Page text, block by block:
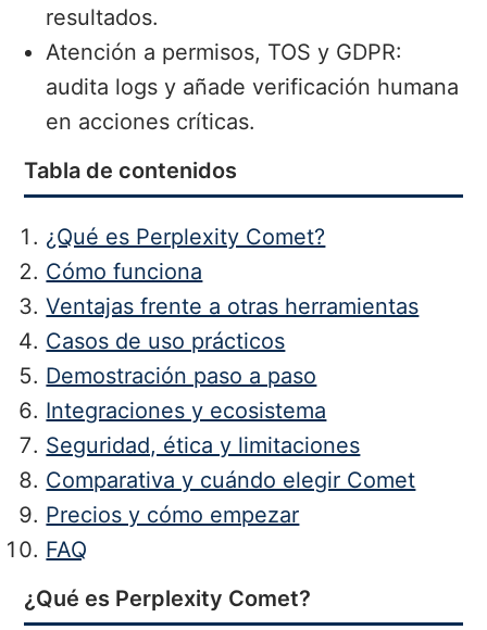
resultados.
Atención a permisos, TOS y GDPR:
audita logs y añade verificación humana
en acciones críticas.
Tabla de contenidos
¿Qué es Perplexity Comet?
Cómo funciona
Ventajas frente a otras herramientas
Casos de uso prácticos
Demostración paso a paso
Integraciones y ecosistema
Seguridad, ética y limitaciones
Comparativa y cuándo elegir Comet
Precios y cómo empezar
FAQ
¿Qué es Perplexity Comet?